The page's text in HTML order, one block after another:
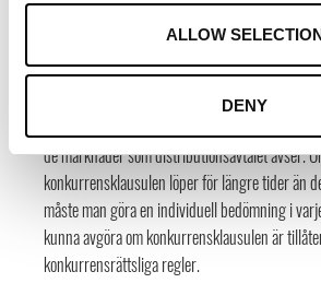
ALLOW
DENY
bestämmelser som stadgar att
fem år under avtalets löptid och som löper
har upphört är tillåtna. Detta förutsätter dock att
de marknader som distributionsavtalet avser.
konkurrensklausulen löper för längre tider än
måste man göra en individuell bedömning i
kunna avgöra om konkurrensklausulen är
konkurrensrättsliga regler.